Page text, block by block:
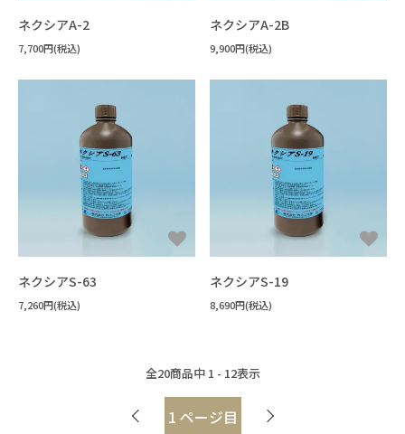
ネクシアA-2
7,700円(税込)
ネクシアA-2B
9,900円(税込)
ネクシアS-63
7,260円(税込)
ネクシアS-19
8,690円(税込)
全20商品中 1 - 12表示
1 ページ目